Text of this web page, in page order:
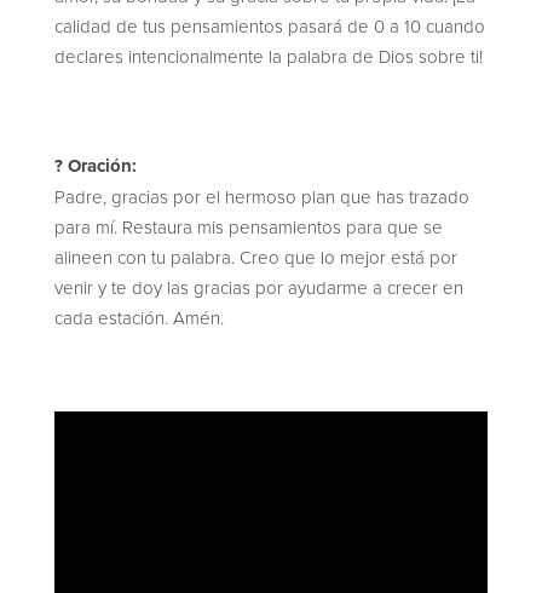
calidad de tus pensamientos pasará de 0 a 10 cuando
declares intencionalmente la palabra de Dios sobre ti!
? Oración:
Padre, gracias por el hermoso plan que has trazado
para mí. Restaura mis pensamientos para que se
alineen con tu palabra. Creo que lo mejor está por
venir y te doy las gracias por ayudarme a crecer en
cada estación. Amén.